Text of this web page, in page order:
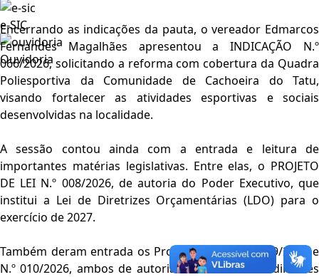
e-SIC
Ouvidoria
Encerrando as indicações da pauta, o vereador Edmarcos
Fernandes Magalhães apresentou a INDICAÇÃO N.º
066/2026, solicitando a reforma com cobertura da Quadra
Poliesportiva da Comunidade de Cachoeira do Tatu,
visando fortalecer as atividades esportivas e sociais
desenvolvidas na localidade.
A sessão contou ainda com a entrada e leitura de
importantes matérias legislativas. Entre elas, o PROJETO
DE LEI N.º 008/2026, de autoria do Poder Executivo, que
institui a Lei de Diretrizes Orçamentárias (LDO) para o
exercício de 2027.
Também deram entrada os Projetos de Lei N.º 009/2026 e
N.º 010/2026, ambos de autoria do vereador
Waldir Pires